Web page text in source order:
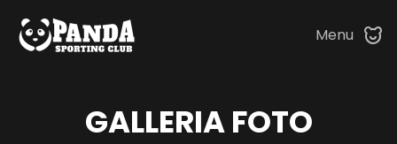
Skip to main content
Menu
GALLERIA FOTO